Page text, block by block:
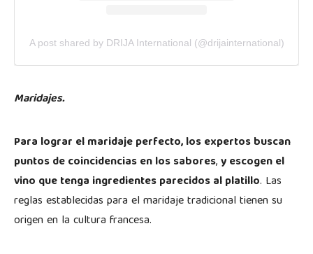
A post shared by DRIJA International (@drijainternational)
Maridajes.
Para lograr el maridaje perfecto, los expertos buscan
puntos de coincidencias en los sabores,y escogen el
vino que tenga ingredientes parecidos al platillo. Las
reglas establecidas para el maridaje tradicional tienen su
origen en la cultura francesa.